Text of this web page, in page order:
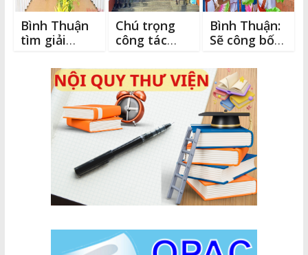
Bình Thuận
tìm giải
gỡ khó khăn,
phục hồi du
Chú trọng
công tác
đảng viên
mới
Bình Thuận:
Sẽ công bố
công nhận
Bảo vật
quốc gia
Linga vàng
trong Lễ hội
Katê